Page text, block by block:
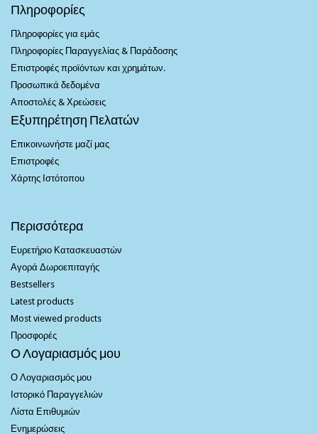
Πληροφορίες
Πληροφορίες για εμάς
Πληροφορίες Παραγγελίας & Παράδοσης
Επιστροφές προϊόντων και χρημάτων.
Προσωπικά δεδομένα
Αποστολές & Χρεώσεις
Εξυπηρέτηση Πελατών
Επικοινωνήστε μαζί μας
Επιστροφές
Χάρτης Ιστότοπου
Περισσότερα
Ευρετήριο Κατασκευαστών
Αγορά Δωροεπιταγής
Bestsellers
Latest products
Most viewed products
Προσφορές
Ο Λογαριασμός μου
Ο Λογαριασμός μου
Ιστορικό Παραγγελιών
Λίστα Επιθυμιών
Ενημερώσεις